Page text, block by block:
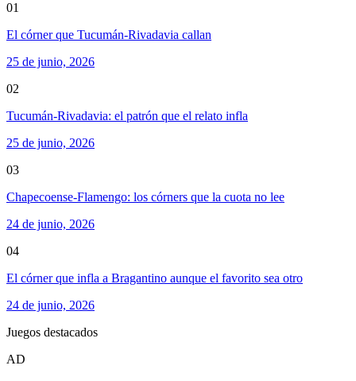
01
El córner que Tucumán-Rivadavia callan
25 de junio, 2026
02
Tucumán-Rivadavia: el patrón que el relato infla
25 de junio, 2026
03
Chapecoense-Flamengo: los córners que la cuota no lee
24 de junio, 2026
04
El córner que infla a Bragantino aunque el favorito sea otro
24 de junio, 2026
Juegos destacados
AD